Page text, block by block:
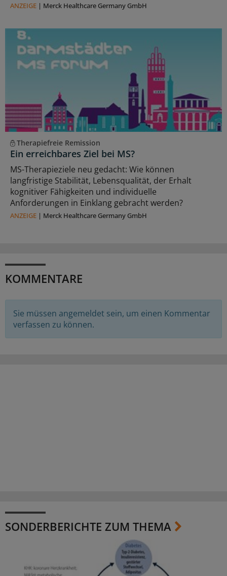
ANZEIGE | Merck Healthcare Germany GmbH
Therapiefreie Remission
Ein erreichbares Ziel bei MS?
MS-Therapieziele neu gedacht: Wie können
langfristige Stabilität, Lebensqualität, der Erhalt
kognitiver Fähigkeiten und individuelle
Anforderungen in Einklang gebracht werden?
ANZEIGE | Merck Healthcare Germany GmbH
KOMMENTARE
Sie müssen angemeldet sein, um einen Kommentar
verfassen zu können.
SONDERBERICHTE ZUM THEMA